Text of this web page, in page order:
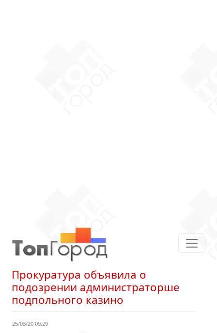
Прокуратура объявила о
подозрении администраторше
подпольного казино
25/03/20 09:29